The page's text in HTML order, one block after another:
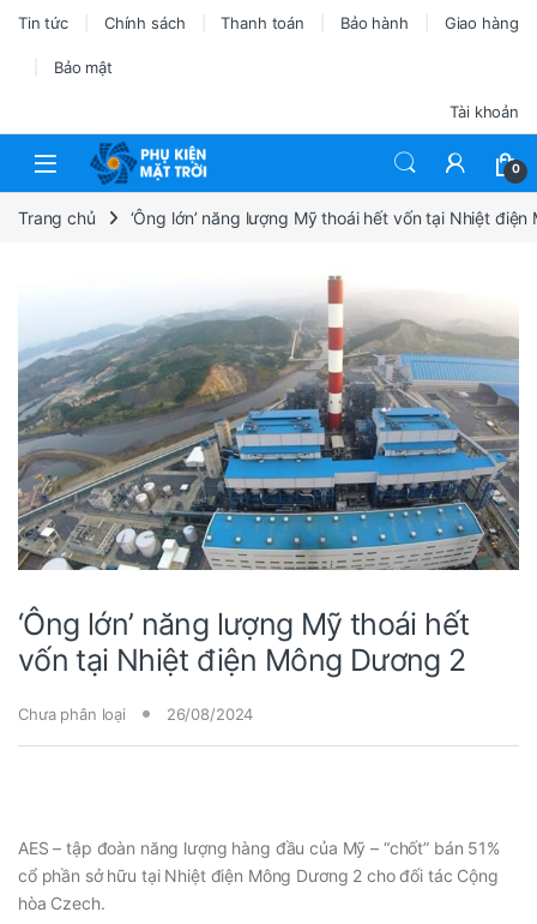
Tin tức Chính sách Thanh toán Bảo hành Giao hàng
Bảo mật
Tài khoản
0
Trang chủ ‘Ông lớn’ năng lượng Mỹ thoái hết vốn tại Nhiệt điện
‘Ông lớn’ năng lượng Mỹ thoái hết
vốn tại Nhiệt điện Mông Dương 2
Chưa phân loại 26/08/2024
AES – tập đoàn năng lượng hàng đầu của Mỹ – “chốt” bán 51%
cổ phần sở hữu tại Nhiệt điện Mông Dương 2 cho đối tác Cộng
hòa Czech.